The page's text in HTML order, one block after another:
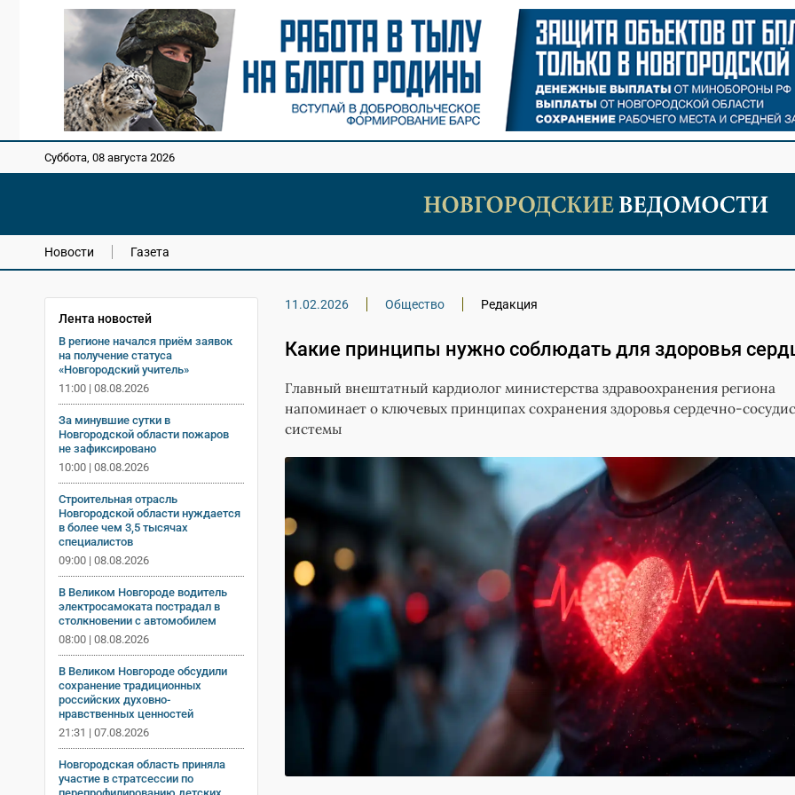
Суббота, 08 августа 2026
Новости Газета
Лента новостей
В регионе начался приём заявок
на получение статуса
«Новгородский учитель»
11:00 | 08.08.2026
За минувшие сутки в
Новгородской области пожаров
не зафиксировано
10:00 | 08.08.2026
Строительная отрасль
Новгородской области нуждается
в более чем 3,5 тысячах
специалистов
09:00 | 08.08.2026
В Великом Новгороде водитель
электросамоката пострадал в
столкновении с автомобилем
08:00 | 08.08.2026
В Великом Новгороде обсудили
сохранение традиционных
российских духовно-
нравственных ценностей
21:31 | 07.08.2026
Новгородская область приняла
участие в стратсессии по
11.02.2026 Общество Редакция
Какие принципы нужно соблюдать для здоровья
Главный внештатный кардиолог министерства здравоохранения региона
напоминает о ключевых принципах сохранения здоровья сердечно-
системы